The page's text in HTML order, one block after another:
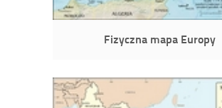
Fizyczna mapa Europy